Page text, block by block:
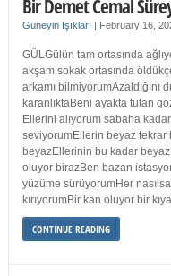
Bir Demet Cemal
Güneyin Işıkları | February 16,
GÜLGülün tam ortasında
akşam sokak ortasında
arkamı bilmiyorumAzaldığını
karanlıktaBeni ayakta tutan
Ellerini alıyorum sabaha kadar
seviyorumEllerin beyaz tekrar
beyazEllerinin bu kadar
oluyor birazBen bazan
yüzüme sürüyorumHer
kırıyorumBir kan oluyor bir
CONTINUE READING